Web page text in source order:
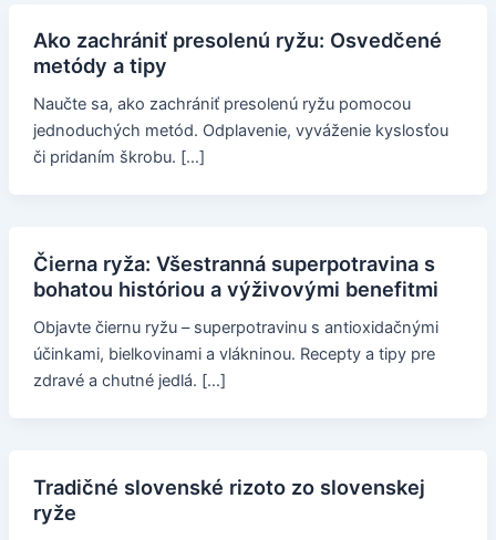
Ako zachrániť presolenú ryžu: Osvedčené
metódy a tipy
Naučte sa, ako zachrániť presolenú ryžu pomocou
jednoduchých metód. Odplavenie, vyváženie kyslosťou
či pridaním škrobu. […]
Čierna ryža: Všestranná superpotravina s
bohatou históriou a výživovými benefitmi
Objavte čiernu ryžu – superpotravinu s antioxidačnými
účinkami, bielkovinami a vlákninou. Recepty a tipy pre
zdravé a chutné jedlá. […]
Tradičné slovenské rizoto zo slovenskej
ryže